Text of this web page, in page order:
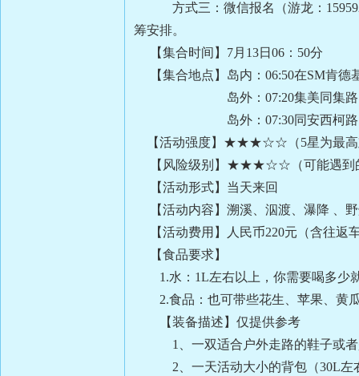
方式三：微信报名（游龙：
筹安排。
【集合时间】7月13日06：50分
【集合地点】岛内：06:50在SM肯
岛外：07:20集美同集路印
岛外：07:30同安西柯路口公
【活动强度】★★★☆☆（5星为最高
【风险级别】★★★☆☆（可能遇到的
【活动形式】当天来回
【活动内容】溯溪、泅渡、瀑降 、
【活动费用】人民币220元（含往返
【食品要求】
1.水：1L左右以上，你需要喝多
2.食品：也可带些花生、苹果、黄瓜
【装备描述】仅提供参考
1、一双适合户外走路的鞋子或者是
2、一天活动大小的背包（30L左右